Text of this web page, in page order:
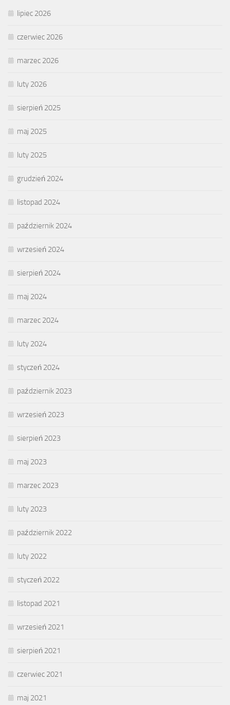
lipiec 2026
czerwiec 2026
marzec 2026
luty 2026
sierpień 2025
maj 2025
luty 2025
grudzień 2024
listopad 2024
październik 2024
wrzesień 2024
sierpień 2024
maj 2024
marzec 2024
luty 2024
styczeń 2024
październik 2023
wrzesień 2023
sierpień 2023
maj 2023
marzec 2023
luty 2023
październik 2022
luty 2022
styczeń 2022
listopad 2021
wrzesień 2021
sierpień 2021
czerwiec 2021
maj 2021